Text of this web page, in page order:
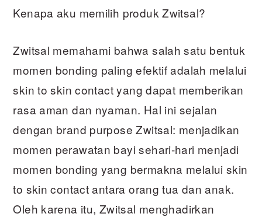
Kenapa aku memilih produk Zwitsal?
Zwitsal memahami bahwa salah satu bentuk
momen bonding paling efektif adalah melalui
skin to skin contact yang dapat memberikan
rasa aman dan nyaman. Hal ini sejalan
dengan brand purpose Zwitsal: menjadikan
momen perawatan bayi sehari-hari menjadi
momen bonding yang bermakna melalui skin
to skin contact antara orang tua dan anak.
Oleh karena itu, Zwitsal menghadirkan